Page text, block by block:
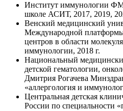
Институт иммунологии
школе АСИТ, 2017, 2019,
Венский медицинский
Международной
центров в области
иммунологии, 2018 г.
Национальный
детской гематологии,
Дмитрия Рогачева
«аллергология и
Центральная детская
России по специальности